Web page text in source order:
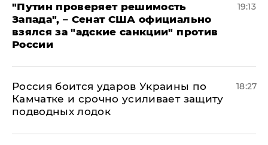
"Путин проверяет решимость
Запада", – Сенат США официально
взялся за "адские санкции" против
России
19:13
Россия боится ударов Украины по
Камчатке и срочно усиливает защиту
подводных лодок
18:27